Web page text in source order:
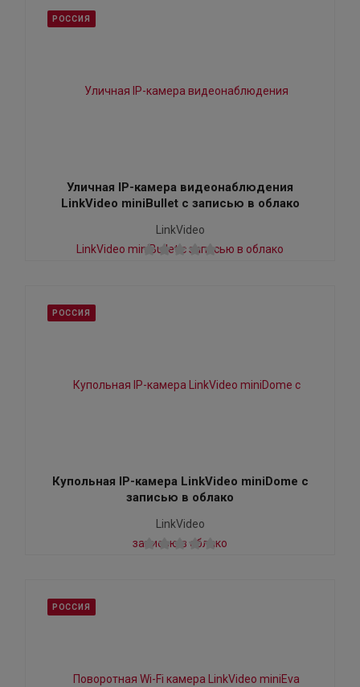
РОССИЯ
Уличная IP-камера видеонаблюдения
LinkVideo miniBullet с записью в облако
LinkVideo
РОССИЯ
Купольная IP-камера LinkVideo miniDome с
записью в облако
LinkVideo
РОССИЯ